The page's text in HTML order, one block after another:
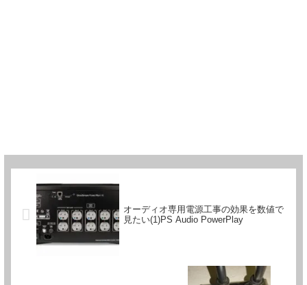
オーディオ専用電源工事の効果を数値で
見たい(1)PS Audio PowerPlay